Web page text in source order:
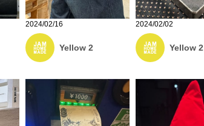
2024/02/16
Yellow 2
2024/02/02
Yellow 2